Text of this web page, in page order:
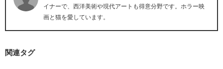
イナーで、西洋美術や現代アートも得意分野です。ホラー映
画と猫を愛しています。
関連タグ